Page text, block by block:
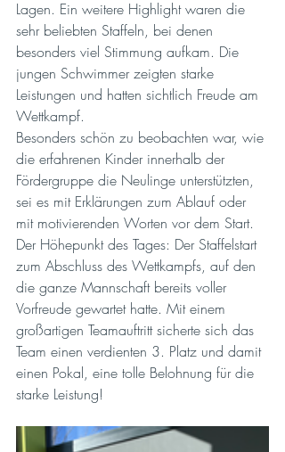
Lagen. Ein weitere Highlight waren die
sehr beliebten Staffeln, bei denen
besonders viel Stimmung aufkam. Die
jungen Schwimmer zeigten starke
Leistungen und hatten sichtlich Freude am
Wettkampf.
Besonders schön zu beobachten war, wie
die erfahrenen Kinder innerhalb der
Fördergruppe die Neulinge unterstützten,
sei es mit Erklärungen zum Ablauf oder
mit motivierenden Worten vor dem Start.
Der Höhepunkt des Tages: Der Staffelstart
zum Abschluss des Wettkampfs, auf den
die ganze Mannschaft bereits voller
Vorfreude gewartet hatte. Mit einem
großartigen Teamauftritt sicherte sich das
Team einen verdienten 3. Platz und damit
einen Pokal, eine tolle Belohnung für die
starke Leistung!